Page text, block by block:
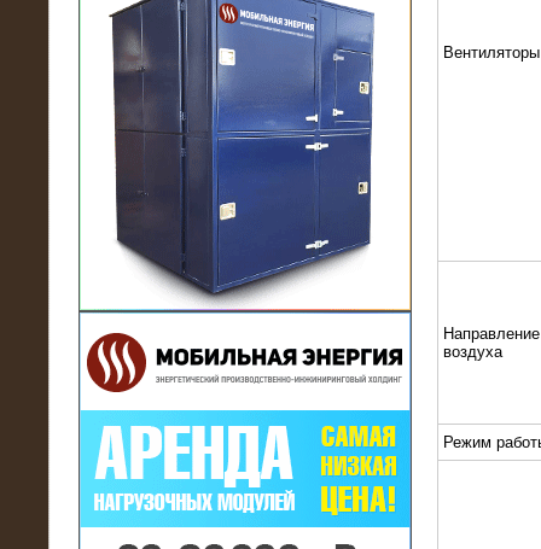
21.03.2017
Комплектная трансформаторная
подстанция 6 МВА (морское
исполнение, IP56)
16.01.2017
Аренда нагрузочного комплекса 22
Вентиляторы
воздуха
Режим